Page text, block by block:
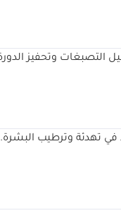
في تهدئة وترطيب البشرة.